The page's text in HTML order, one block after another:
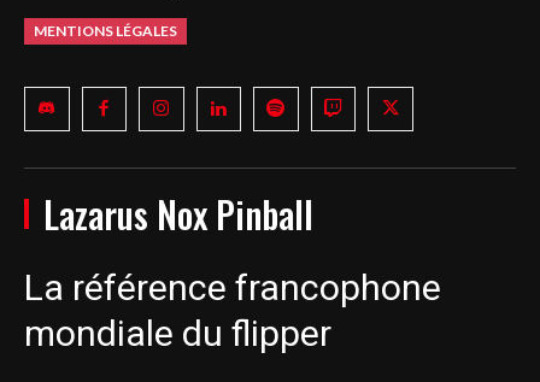
MENTIONS LÉGALES
Lazarus Nox Pinball
La référence francophone
mondiale du flipper